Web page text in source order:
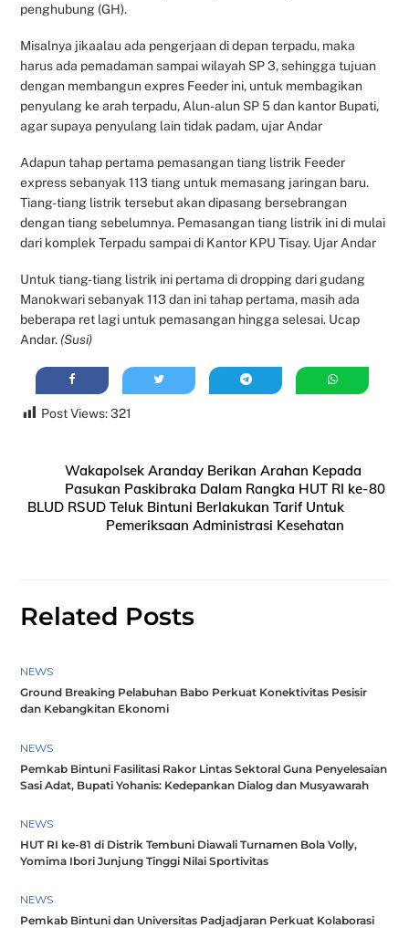
penghubung (GH).
Misalnya jikaalau ada pengerjaan di depan terpadu, maka
harus ada pemadaman sampai wilayah SP 3, sehingga tujuan
dengan membangun expres Feeder ini, untuk membagikan
penyulang ke arah terpadu, Alun-alun SP 5 dan kantor Bupati,
agar supaya penyulang lain tidak padam, ujar Andar
Adapun tahap pertama pemasangan tiang listrik Feeder
express sebanyak 113 tiang untuk memasang jaringan baru.
Tiang-tiang listrik tersebut akan dipasang bersebrangan
dengan tiang sebelumnya. Pemasangan tiang listrik ini di mulai
dari komplek Terpadu sampai di Kantor KPU Tisay. Ujar Andar
Untuk tiang-tiang listrik ini pertama di dropping dari gudang
Manokwari sebanyak 113 dan ini tahap pertama, masih ada
beberapa ret lagi untuk pemasangan hingga selesai. Ucap
Andar. (Susi)
Post Views: 321
Wakapolsek Aranday Berikan Arahan Kepada
Pasukan Paskibraka Dalam Rangka HUT RI ke-80
BLUD RSUD Teluk Bintuni Berlakukan Tarif Untuk
Pemeriksaan Administrasi Kesehatan
Related Posts
NEWS
Ground Breaking Pelabuhan Babo Perkuat Konektivitas Pesisir
dan Kebangkitan Ekonomi
NEWS
Pemkab Bintuni Fasilitasi Rakor Lintas Sektoral Guna Penyelesaian
Sasi Adat, Bupati Yohanis: Kedepankan Dialog dan Musyawarah
NEWS
HUT RI ke-81 di Distrik Tembuni Diawali Turnamen Bola Volly,
Yomima Ibori Junjung Tinggi Nilai Sportivitas
NEWS
Pemkab Bintuni dan Universitas Padjadjaran Perkuat Kolaborasi